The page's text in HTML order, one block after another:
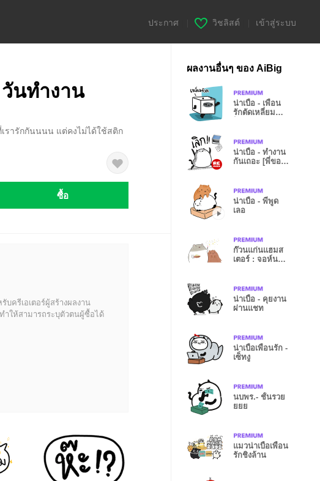
ประกาศ วิชลิสต์ เข้าสู่ระบบ
นทำงาน
รารักกันนนน แต่คงไม่ได้ใช้สติก
ซื้อ
บครีเอเตอร์ผู้สร้างผลงาน
ให้สามารถระบุตัวตนผู้ซื้อได้
ผลงานอื่นๆ ของ AiBig
น่าเบื่อ - เพื่อน
รักตัดเหลี่ยม
น่าเบื่อ - ทำงาน
กันเถอะ [พี่ขอ
น่าเบื่อ - พี่พูด
เลอ
ก๊วนแก่นแฮมส
เตอร์ : จอห์นนี่ก็
น่าเบื่อ - คุยงาน
ผ่านแชท
น่าเบื่อเพื่อนรัก -
เซ็ทงู
นบพร.- ชั้นรวย
ยยย
แมวน่าเบื่อเพื่อน
รักชิงล้าน